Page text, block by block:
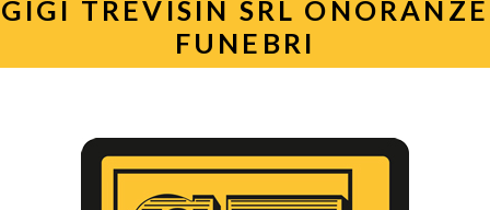
GIGI TREVISIN SRL ONORANZE
FUNEBRI